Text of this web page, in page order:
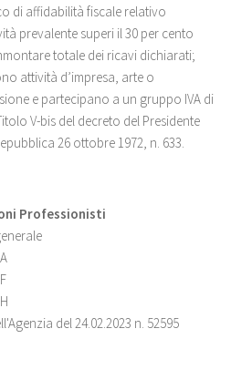
di affidabilità fiscale relativo
prevalente superi il 30 per cento
totale dei ricavi dichiarati;
attività d’impresa, arte o
e partecipano a un gruppo IVA di
V-bis del decreto del Presidente
26 ottobre 1972, n. 633.
Professionisti
del 24.02.2023 n. 52595